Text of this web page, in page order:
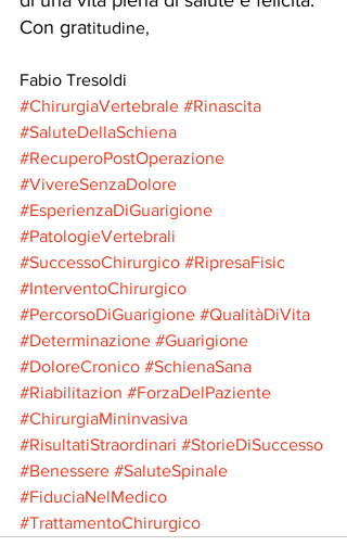
Con gratitudine,
Fabio Tresoldi
#ChirurgiaVertebrale #Rinascita
#SaluteDellaSchiena
#RecuperoPostOperazione
#VivereSenzaDolore
#EsperienzaDiGuarigione
#PatologieVertebrali
#SuccessoChirurgico #RipresaFisic
#InterventoChirurgico
#PercorsoDiGuarigione #QualitàDiVita
#Determinazione #Guarigione
#DoloreCronico #SchienaSana
#Riabilitazion #ForzaDelPaziente
#ChirurgiaMininvasiva
#RisultatiStraordinari #StorieDiSuccesso
#Benessere #SaluteSpinale
#FiduciaNelMedico
#TrattamentoChirurgico